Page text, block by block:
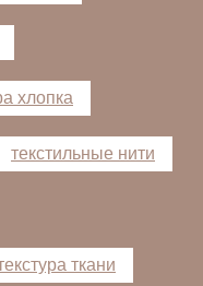
хлопка
текстильные нити
ткани